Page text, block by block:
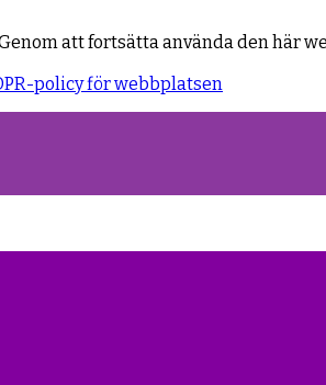
att fortsätta använda den här
policy för webbplatsen